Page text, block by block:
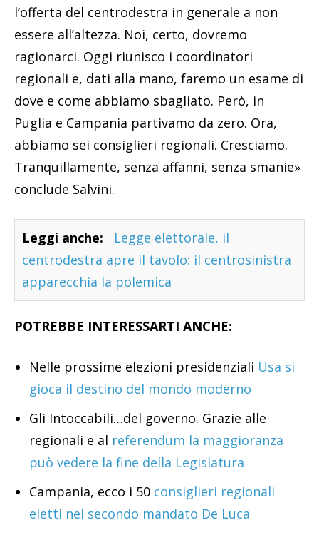
l’offerta del centrodestra in generale a non
essere all’altezza. Noi, certo, dovremo
ragionarci. Oggi riunisco i coordinatori
regionali e, dati alla mano, faremo un esame di
dove e come abbiamo sbagliato. Però, in
Puglia e Campania partivamo da zero. Ora,
abbiamo sei consiglieri regionali. Cresciamo.
Tranquillamente, senza affanni, senza smanie»
conclude Salvini.
Leggi anche:
Legge elettorale, il
centrodestra apre il tavolo: il centrosinistra
apparecchia la polemica
POTREBBE INTERESSARTI ANCHE:
Nelle prossime elezioni presidenziali Usa si
gioca il destino del mondo moderno
Gli Intoccabili…del governo. Grazie alle
regionali e al referendum la maggioranza
può vedere la fine della Legislatura
Campania, ecco i 50 consiglieri regionali
eletti nel secondo mandato De Luca